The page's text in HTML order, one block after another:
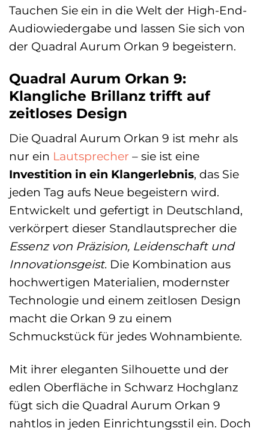
Tauchen Sie ein in die Welt der High-End-
Audiowiedergabe und lassen Sie sich von
der Quadral Aurum Orkan 9 begeistern.
Quadral Aurum Orkan 9:
Klangliche Brillanz trifft auf
zeitloses Design
Die Quadral Aurum Orkan 9 ist mehr als
nur ein Lautsprecher – sie ist eine
Investition in ein Klangerlebnis, das Sie
jeden Tag aufs Neue begeistern wird.
Entwickelt und gefertigt in Deutschland,
verkörpert dieser Standlautsprecher die
Essenz von Präzision, Leidenschaft und
Innovationsgeist. Die Kombination aus
hochwertigen Materialien, modernster
Technologie und einem zeitlosen Design
macht die Orkan 9 zu einem
Schmuckstück für jedes Wohnambiente.
Mit ihrer eleganten Silhouette und der
edlen Oberfläche in Schwarz Hochglanz
fügt sich die Quadral Aurum Orkan 9
nahtlos in jeden Einrichtungsstil ein. Doch